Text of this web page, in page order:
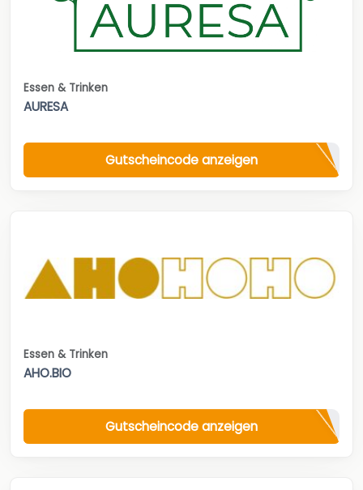
Essen & Trinken
AURESA
Gutscheincode anzeigen
Essen & Trinken
AHO.BIO
Gutscheincode anzeigen